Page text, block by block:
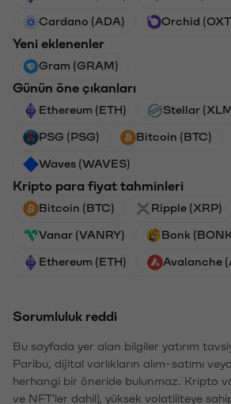
Cardano (ADA) Orchid
Yeni eklenenler
Gram (GRAM)
Günün öne çıkanları
Ethereum (ETH) Stellar
PSG (PSG) Bitcoin (BTC)
Waves (WAVES)
Kripto para fiyat tahminleri
Bitcoin (BTC) Ripple (XRP)
Vanar (VANRY) Bonk
Ethereum (ETH) Avalanche
Sorumluluk reddi
Bu sayfada yer alan bilgiler yatırım
Paribu, dijital varlıkların alım-satımı
herhangi bir öneride bulunmaz. Kripto
ve NFT'ler dahil), yüksek volatiliteye